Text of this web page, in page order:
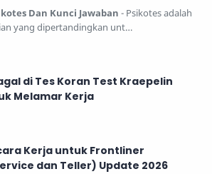
Dan Kunci Jawaban - Psikotes adalah
yang dipertandingkan unt…
di Tes Koran Test Kraepelin
Melamar Kerja
Kerja untuk Frontliner
dan Teller) Update 2026